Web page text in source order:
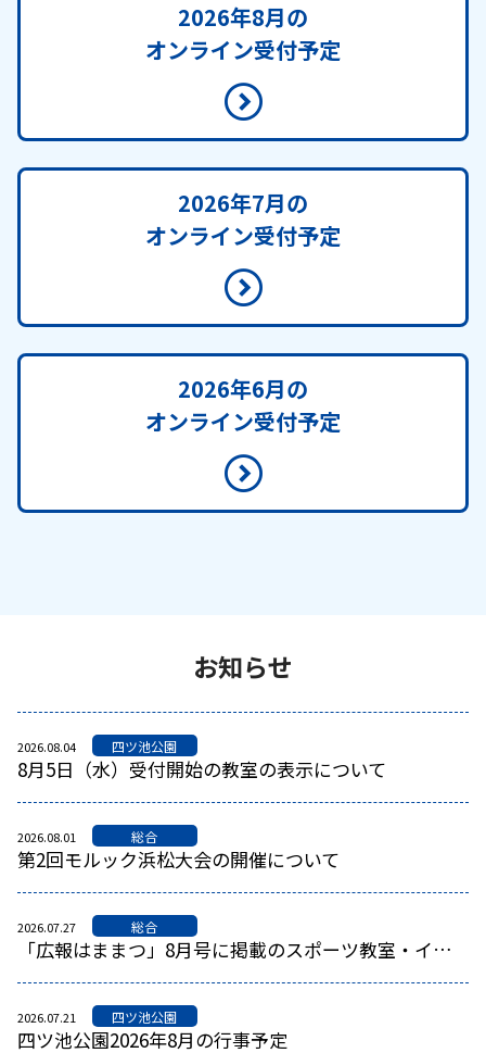
2026年8月の
オンライン受付予定
2026年7月の
オンライン受付予定
2026年6月の
オンライン受付予定
お知らせ
2026.08.04 四ツ池公園
8月5日（水）受付開始の教室の表示について
2026.08.01 総合
第2回モルック浜松大会の開催について
2026.07.27 総合
「広報はままつ」8月号に掲載のスポーツ教室・イベント
2026.07.21 四ツ池公園
四ツ池公園2026年8月の行事予定